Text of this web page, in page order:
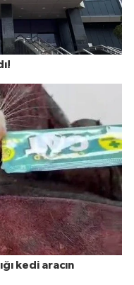
kedi aracın